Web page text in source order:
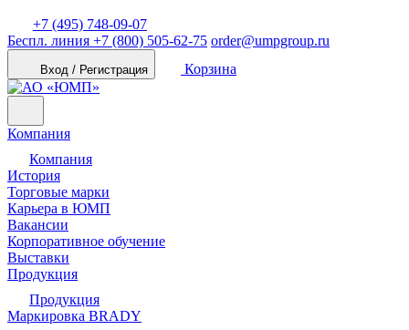
+7 (495) 748-09-07
Беспл. линия +7 (800) 505-62-75 order@umpgroup.ru
Вход / Регистрация Корзина
Компания
Компания
История
Торговые марки
Карьера в ЮМП
Вакансии
Корпоративное обучение
Выставки
Продукция
Продукция
Маркировка BRADY